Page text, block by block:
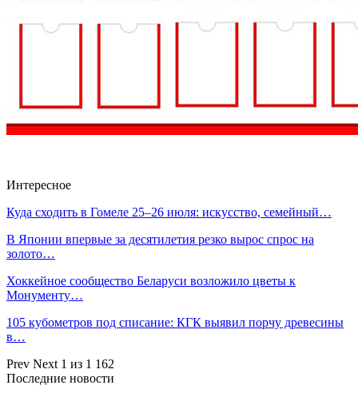
Интересное
Куда сходить в Гомеле 25–26 июля: искусство, семейный…
В Японии впервые за десятилетия резко вырос спрос на
золото…
Хоккейное сообщество Беларуси возложило цветы к
Монументу…
105 кубометров под списание: КГК выявил порчу древесины
в…
Prev Next 1 из 1 162
Последние новости